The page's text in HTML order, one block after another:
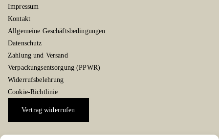
Impressum
Kontakt
Allgemeine Geschäftsbedingungen
Datenschutz
Zahlung und Versand
Verpackungsentsorgung (PPWR)
Widerrufsbelehrung
Cookie-Richtlinie
Vertrag widerrufen